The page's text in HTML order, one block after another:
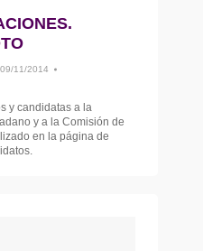
09/11/2014
y candidatas a la
y a la Comisión de
en la página de